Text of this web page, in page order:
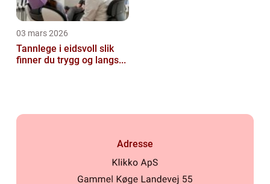
03 mars 2026
Tannlege i eidsvoll slik
finner du trygg og langs...
Adresse